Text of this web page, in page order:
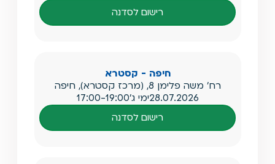
רישום לסדנה
חיפה - קסטרא
רח' משה פלימן 8, (מרכז קסטרא), חיפה
28.07.2026ימי ג'17:00-19:00
רישום לסדנה